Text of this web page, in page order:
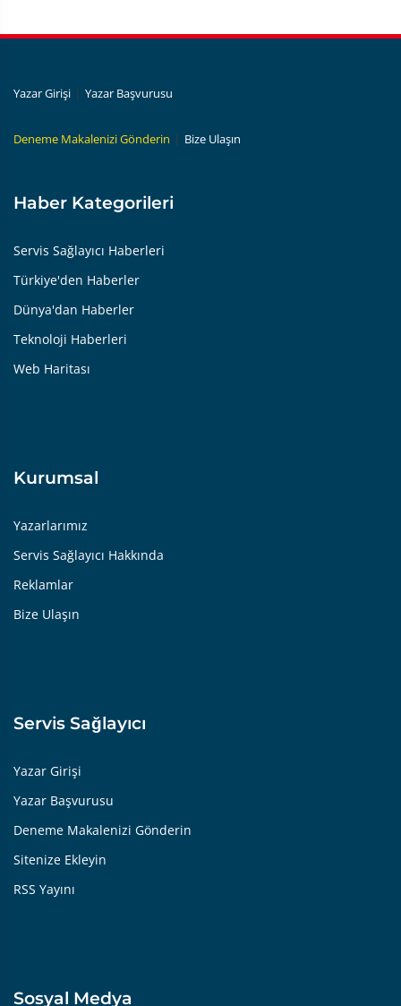
Yazar Girişi | Yazar Başvurusu
Deneme Makalenizi Gönderin | Bize Ulaşın
Haber Kategorileri
Servis Sağlayıcı Haberleri
Türkiye'den Haberler
Dünya'dan Haberler
Teknoloji Haberleri
Web Haritası
Kurumsal
Yazarlarımız
Servis Sağlayıcı Hakkında
Reklamlar
Bize Ulaşın
Servis Sağlayıcı
Yazar Girişi
Yazar Başvurusu
Deneme Makalenizi Gönderin
Sitenize Ekleyin
RSS Yayını
Sosyal Medya